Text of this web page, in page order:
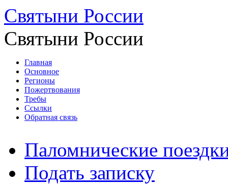
Святыни России
Святыни России
Главная
Основное
Регионы
Пожертвования
Требы
Ссылки
Обратная связь
Паломнические
Подать записку